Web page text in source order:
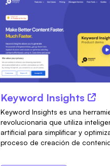
Keyword Insights
Keyword Insights es una
revolucionaria que utiliza
artificial para simplificar y
proceso de creación de